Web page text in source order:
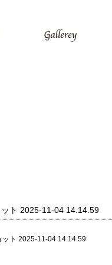
ット 2025-11-04 14.14.59